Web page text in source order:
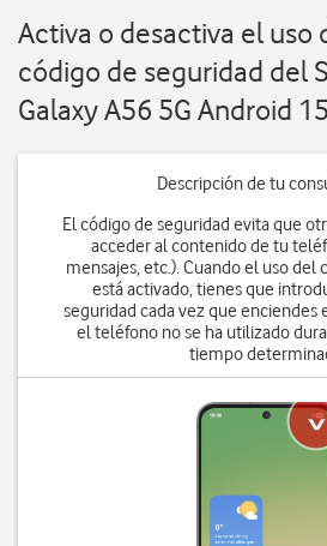
Activa o desactiva el uso
código de seguridad del
Galaxy A56 5G Android 15
Descripción de tu
El código de seguridad evita que
acceder al contenido de tu
mensajes, etc.). Cuando el uso del
está activado, tienes que
seguridad cada vez que enciendes
el teléfono no se ha utilizado
tiempo